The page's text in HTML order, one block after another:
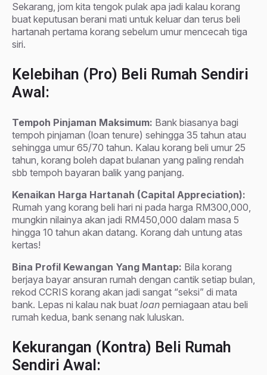
Sekarang, jom kita tengok pulak apa jadi kalau korang
buat keputusan berani mati untuk keluar dan terus beli
hartanah pertama korang sebelum umur mencecah tiga
siri.
Kelebihan (Pro) Beli Rumah Sendiri
Awal:
Tempoh Pinjaman Maksimum: Bank biasanya bagi
tempoh pinjaman (loan tenure) sehingga 35 tahun atau
sehingga umur 65/70 tahun. Kalau korang beli umur 25
tahun, korang boleh dapat bulanan yang paling rendah
sbb tempoh bayaran balik yang panjang.
Kenaikan Harga Hartanah (Capital Appreciation):
Rumah yang korang beli hari ni pada harga RM300,000,
mungkin nilainya akan jadi RM450,000 dalam masa 5
hingga 10 tahun akan datang. Korang dah untung atas
kertas!
Bina Profil Kewangan Yang Mantap: Bila korang
berjaya bayar ansuran rumah dengan cantik setiap bulan,
rekod CCRIS korang akan jadi sangat “seksi” di mata
bank. Lepas ni kalau nak buat loan perniagaan atau beli
rumah kedua, bank senang nak luluskan.
Kekurangan (Kontra) Beli Rumah
Sendiri Awal: